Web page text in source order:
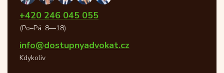
+420 246 045 055
(Po–Pá: 8—18)
info@dostupnyadvokat.cz
Kdykoliv